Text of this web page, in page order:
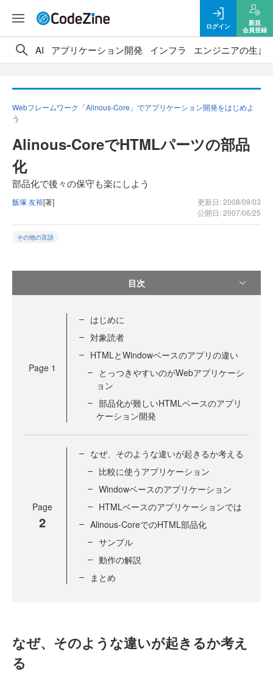
ログイン
新規
会員登録
AI アプリケーション開発 インフラ エンジニアの生き
Webフレームワーク「Alinous-Core」でアプリケーション開発をはじめよ
う
Alinous-CoreでHTMLパーツの部品
化
部品化で後々の保守も楽にしよう
飯塚 友裕[著]
更新日: 2008/09/03
公開日: 2007/06/25
その他の言語
目次
Page 1
はじめに
対象読者
HTMLとWindowベースのアプリの違い
とっつきやすいのがWebアプリケーシ
ョン
部品化が難しいHTMLベースのアプリ
ケーション開発
Page
2
なぜ、そのような違いが起きるか考える
比較に使うアプリケーション
Windowベースのアプリケーション
HTMLベースのアプリケーションでは
Alinous-CoreでのHTML部品化
サンプル
動作の解説
まとめ
なぜ、そのような違いが起きるか考え
る